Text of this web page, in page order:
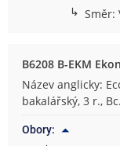
↳ Směr:
B6208 B-EKM
Název anglicky:
bakalářský, 3 r., Bc.
Obory: